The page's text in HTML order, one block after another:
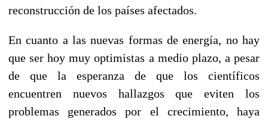
reconstrucción de los países afectados.
En cuanto a las nuevas formas de energía, no hay
que ser hoy muy optimistas a medio plazo, a pesar
de que la esperanza de que los científicos
encuentren nuevos hallazgos que eviten los
problemas generados por el crecimiento, haya